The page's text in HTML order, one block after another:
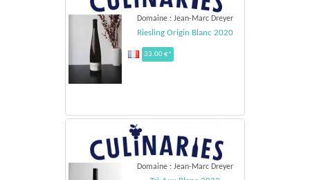
Domaine : Jean-Marc Dreyer
Riesling Origin Blanc 2020
33.00 €*
Domaine : Jean-Marc Dreyer